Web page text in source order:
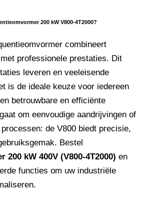
200 kW V800-4T2000?
combineert
professionele prestaties. Dit
leveren en veeleisende
is de ideale keuze voor iedereen
betrouwbare en efficiënte
om eenvoudige aandrijvingen of
de V800 biedt precisie,
Bestel
200 kW 400V (V800-4T2000) en
functies om uw industriële